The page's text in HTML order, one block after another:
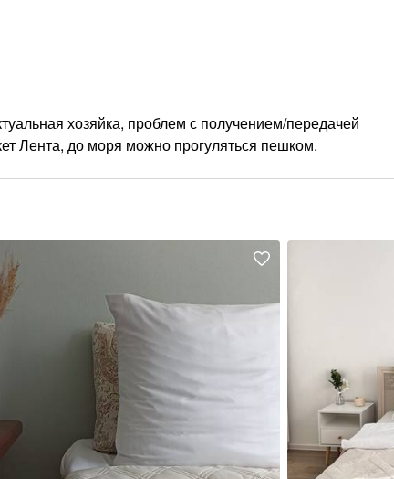
хозяйка, проблем с получением/передачей
Лента, до моря можно прогуляться пешком.